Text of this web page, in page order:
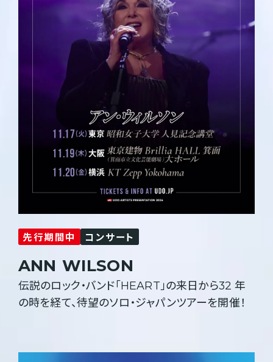
先行期間中 コンサート
ANN WILSON
伝説のロック・バンド「HEART」の来日から32 年
の時を経て、待望のソロ・ジャパンツアーを開催！